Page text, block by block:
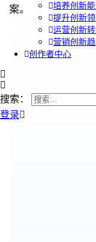
培养创新
提升创新
运营创新
营销创新
创作者中心
搜索：
登录
案。